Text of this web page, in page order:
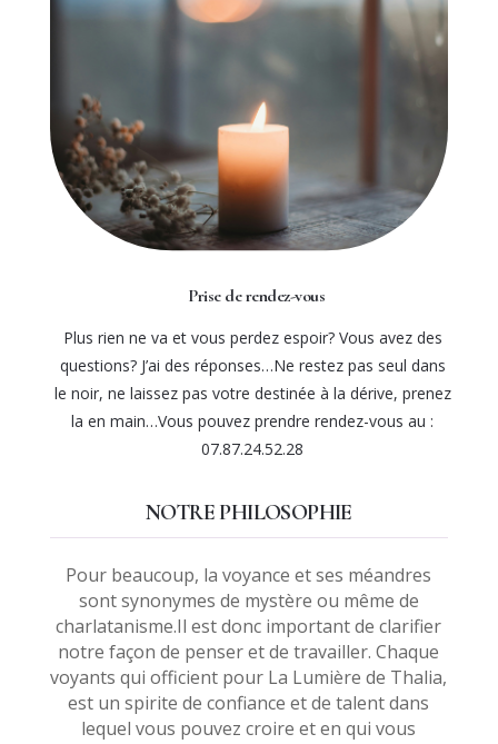
Prise de rendez-vous
Plus rien ne va et vous perdez espoir? Vous avez des
questions? J’ai des réponses…Ne restez pas seul dans
le noir, ne laissez pas votre destinée à la dérive, prenez
la en main…Vous pouvez prendre rendez-vous au :
07.87.24.52.28
NOTRE PHILOSOPHIE
Pour beaucoup, la voyance et ses méandres
sont synonymes de mystère ou même de
charlatanisme.Il est donc important de clarifier
notre façon de penser et de travailler. Chaque
voyants qui officient pour La Lumière de Thalia,
est un spirite de confiance et de talent dans
lequel vous pouvez croire et en qui vous